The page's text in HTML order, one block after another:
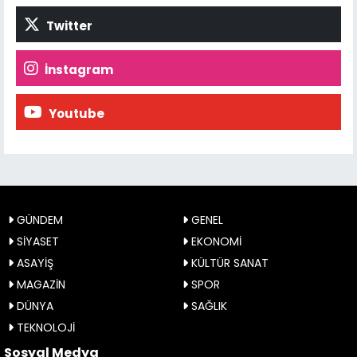
Twitter
İnstagram
Youtube
GÜNDEM
GENEL
SİYASET
EKONOMİ
ASAYİŞ
KÜLTÜR SANAT
MAGAZİN
SPOR
DÜNYA
SAĞLIK
TEKNOLOJİ
Sosyal Medya